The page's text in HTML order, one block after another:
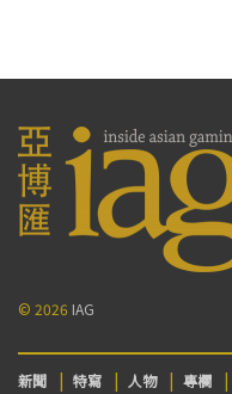
© 2026 IAG
新聞 特寫 人物 專欄